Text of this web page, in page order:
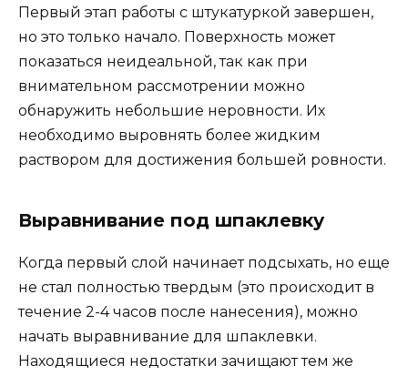
Первый этап работы с штукатуркой завершен,
но это только начало. Поверхность может
показаться неидеальной, так как при
внимательном рассмотрении можно
обнаружить небольшие неровности. Их
необходимо выровнять более жидким
раствором для достижения большей ровности.
Выравнивание под шпаклевку
Когда первый слой начинает подсыхать, но еще
не стал полностью твердым (это происходит в
течение 2-4 часов после нанесения), можно
начать выравнивание для шпаклевки.
Находящиеся недостатки зачищают тем же